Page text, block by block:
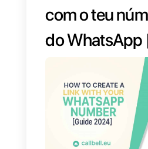
Como criar
com o teu
do
2024]